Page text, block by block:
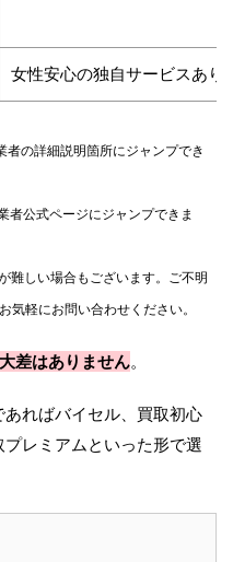
女性安心の独自サービスあり
の詳細説明箇所にジャンプでき
公式ページにジャンプできま
難しい場合もございます。ご不明
気軽にお問い合わせください。
差はありません。
ればバイセル、買取初心
レミアムといった形で選